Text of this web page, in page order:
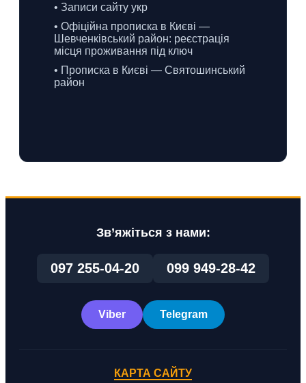
• Записи сайту укр
• Офіційна прописка в Києві —
Шевченківський район: реєстрація
місця проживання під ключ
• Прописка в Києві — Святошинський
район
Зв’яжіться з нами:
097 255-04-20 099 949-28-42
Viber Telegram
КАРТА САЙТУ